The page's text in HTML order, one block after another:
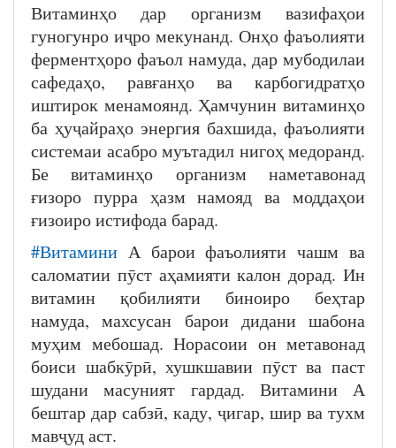
Витаминҳо дар организм вазифаҳои
гуногунро иҷро мекунанд. Онҳо фаъолияти
ферментҳоро фаъол намуда, дар мубодилаи
сафедаҳо, равғанҳо ва карбогидратҳо
иштирок менамоянд. Ҳамчунин витаминҳо
ба ҳуҷайраҳо энергия бахшида, фаъолияти
системаи асабро муътадил нигоҳ медоранд.
Бе витаминҳо организм наметавонад
ғизоро пурра ҳазм намояд ва моддаҳои
ғизоиро истифода барад.
#Витамини А барои фаъолияти чашм ва
саломатии пӯст аҳамияти калон дорад. Ин
витамин қобилияти биноиро беҳтар
намуда, махсусан барои дидани шабона
муҳим мебошад. Норасоии он метавонад
боиси шабкӯрӣ, хушкшавии пӯст ва паст
шудани масуният гардад. Витамини А
бештар дар сабзӣ, каду, ҷигар, шир ва тухм
мавҷуд аст.